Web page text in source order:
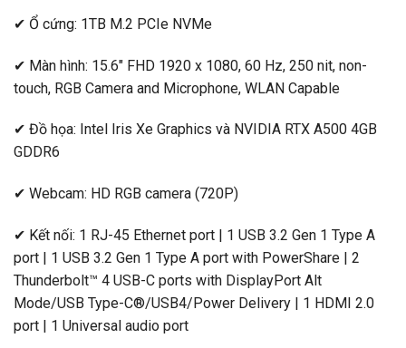
✔ Ổ cứng: 1TB M.2 PCIe NVMe
✔ Màn hình: 15.6″ FHD 1920 x 1080, 60 Hz, 250 nit, non-
touch, RGB Camera and Microphone, WLAN Capable
✔ Đồ họa: Intel Iris Xe Graphics và NVIDIA RTX A500 4GB
GDDR6
✔ Webcam: HD RGB camera (720P)
✔ Kết nối: 1 RJ-45 Ethernet port | 1 USB 3.2 Gen 1 Type A
port | 1 USB 3.2 Gen 1 Type A port with PowerShare | 2
Thunderbolt™ 4 USB-C ports with DisplayPort Alt
Mode/USB Type-C®/USB4/Power Delivery | 1 HDMI 2.0
port | 1 Universal audio port